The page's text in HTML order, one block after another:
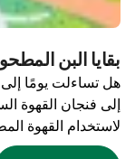
بقايا البن
هل تساءلت يومًا
إلى فنجان القهوة
لاستخدام القهوة